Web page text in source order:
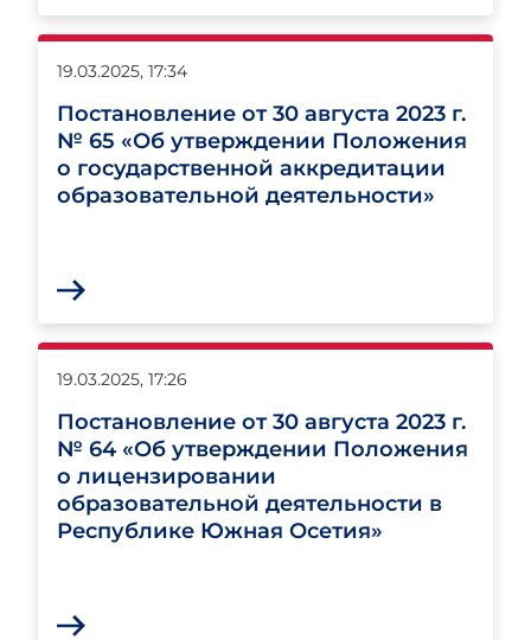
Постановление от 30 августа 2023 г.
№ 65 «Об утверждении Положения
о государственной аккредитации
образовательной деятельности»
19.03.2025, 17:34
Постановление от 30 августа 2023 г.
№ 64 «Об утверждении Положения
о лицензировании
образовательной деятельности в
Республике Южная Осетия»
19.03.2025, 17:26